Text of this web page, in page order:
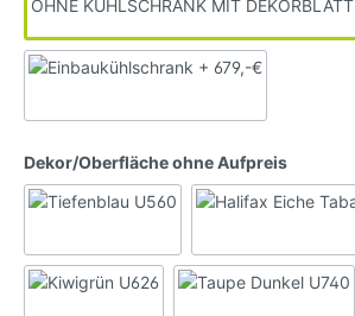
OHNE KÜHLSCHRANK MIT DEKORBLATT
Dekor/Oberfläche ohne Aufpreis